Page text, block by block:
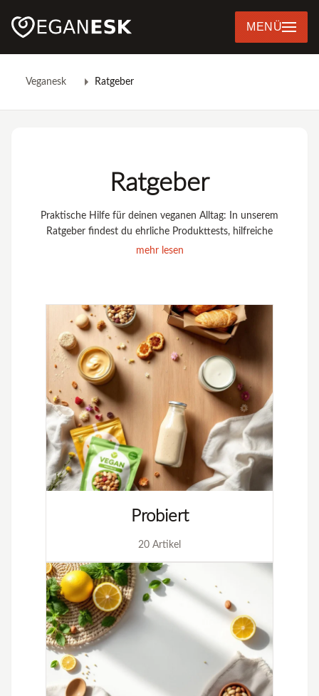
MENÜ
Veganesk Ratgeber
Ratgeber
Praktische Hilfe für deinen veganen Alltag: In unserem
Ratgeber findest du ehrliche Produkttests, hilfreiche
Einkaufsführer und bewährte Tipps für Küche, Haushalt
Bewertungen mit Vor- und Nachteilen.
mehr lesen
Probiert
20 Artikel